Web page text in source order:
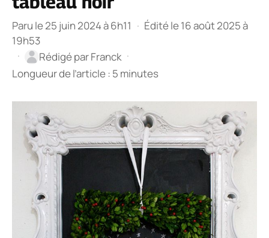
Paru le 25 juin 2024 à 6h11 · Édité le 16 août 2025 à
19h53
·
Rédigé parFranck ·
Longueur de l’article : 5 minutes